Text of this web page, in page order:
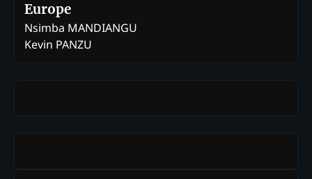
Europe
Nsimba MANDIANGU
Kevin PANZU